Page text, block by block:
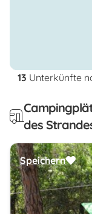
13 Unterkünfte
des
Speichern